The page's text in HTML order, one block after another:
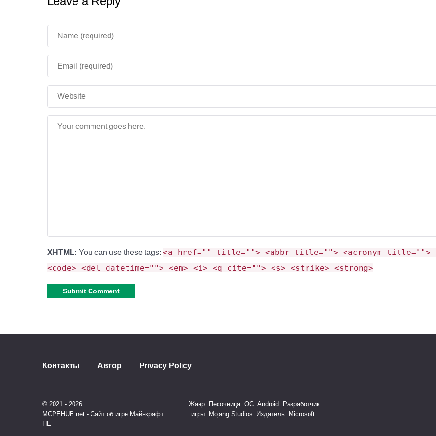
Эта карта – идеальный вариант для тех, кто хочет погрузиться в новую уютную атмосферу. Вы
можете поиграть с друзьями или повыживать один, но это всё равно
будете выживать в мире, который самостоятельно построили.
XHTML: You can use these tags: <a href="" title=""> <abbr title=""> <acronym title="">
<code> <del datetime=""> <em> <i> <q cite=""> <s> <strike> <strong>
Контакты Автор Privacy Policy
© 2021 - 2026
MCPEHUB.net - Сайт об игре Майнкрафт
ПЕ
Жанр: Песочница. ОС: Android. Разработчик
игры: Mojang Studios. Издатель: Microsoft.